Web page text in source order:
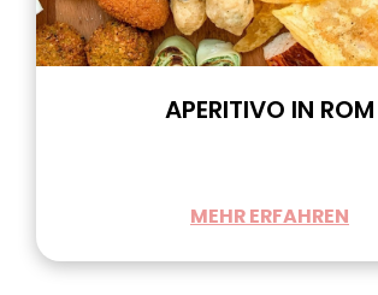
APERITIVO IN ROM
MEHR ERFAHREN